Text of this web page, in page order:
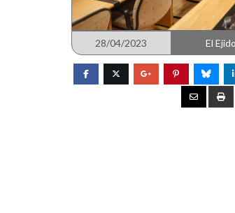
28/04/2023 El Ejido